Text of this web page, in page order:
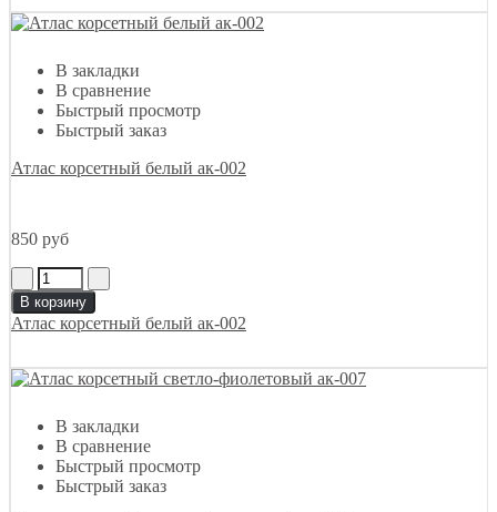
В закладки
В сравнение
Быстрый просмотр
Быстрый заказ
Атлас корсетный белый ак-002
850 руб
В корзину
Атлас корсетный белый ак-002
В закладки
В сравнение
Быстрый просмотр
Быстрый заказ